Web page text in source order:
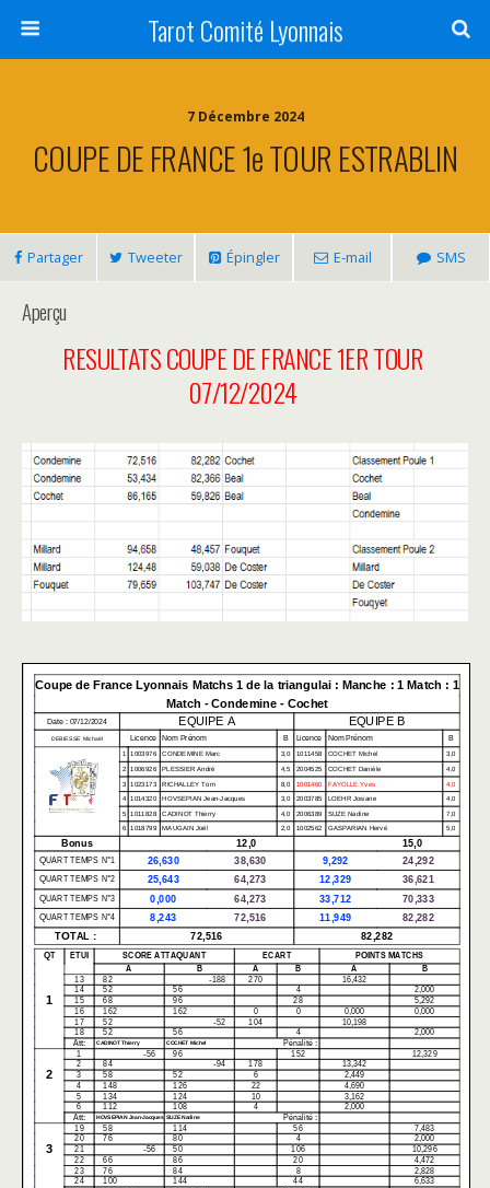
Tarot Comité Lyonnais
7 Décembre 2024
COUPE DE FRANCE 1e TOUR ESTRABLIN
Partager Tweeter Épingler E-mail SMS
Aperçu
RESULTATS COUPE DE FRANCE 1ER TOUR
07/12/2024